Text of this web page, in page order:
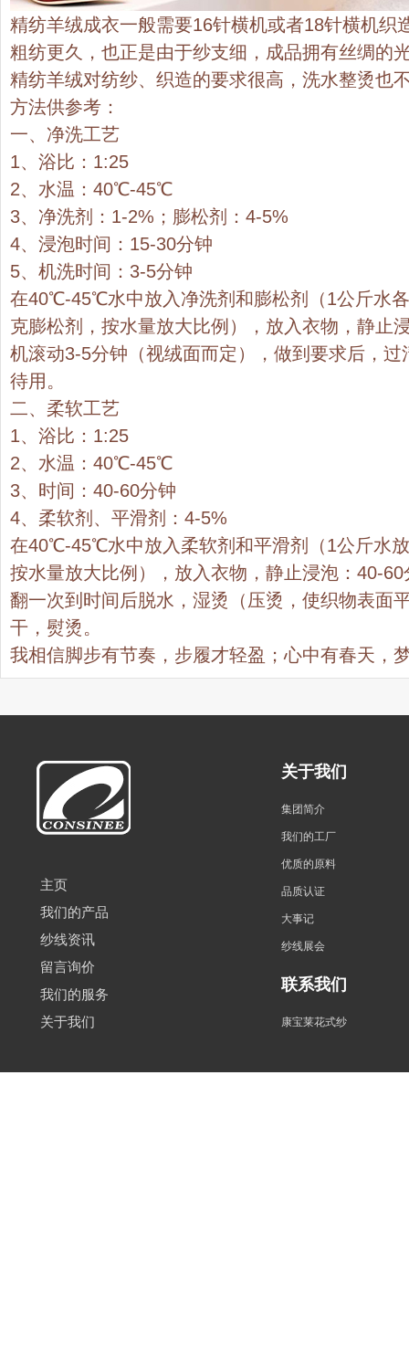
精纺羊绒成衣一般需要16针横机或者18针横机织
粗纺更久，也正是由于纱支细，成品拥有丝绸的
精纺羊绒对纺纱、织造的要求很高，洗水整烫也
方法供参考：
一、净洗工艺
1、浴比：1:25
2、水温：40℃-45℃
3、净洗剂：1-2%；膨松剂：4-5%
4、浸泡时间：15-30分钟
5、机洗时间：3-5分钟
在40℃-45℃水中放入净洗剂和膨松剂（1公斤水
克膨松剂，按水量放大比例），放入衣物，静止
机滚动3-5分钟（视绒面而定），做到要求后，
待用。
二、柔软工艺
1、浴比：1:25
2、水温：40℃-45℃
3、时间：40-60分钟
4、柔软剂、平滑剂：4-5%
在40℃-45℃水中放入柔软剂和平滑剂（1公斤水
按水量放大比例），放入衣物，静止浸泡：40-
翻一次到时间后脱水，湿烫（压烫，使织物表面
干，熨烫。
我相信脚步有节奏，步履才轻盈；心中有春天，
主页
我们的产品
纱线资讯
留言询价
我们的服务
关于我们
关于我们
集团简介
我们的工厂
优质的原料
品质认证
大事记
纱线展会
联系我们
康宝莱花式纱